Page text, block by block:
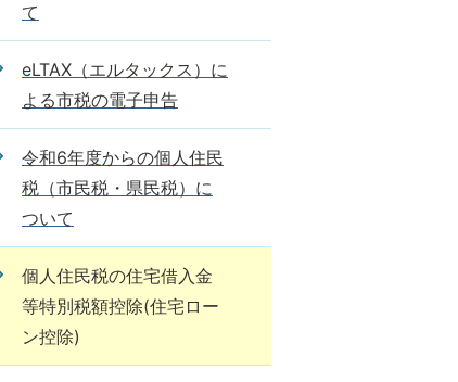
て
eLTAX（エルタックス）に
よる市税の電子申告
令和6年度からの個人住民
税（市民税・県民税）に
ついて
個人住民税の住宅借入金
等特別税額控除(住宅ロー
ン控除)